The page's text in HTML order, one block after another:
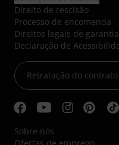
Direito de rescisão
Processo de encomenda
Direitos legais de garantia
Declaração de
Retratação do contrato
Sobre nós